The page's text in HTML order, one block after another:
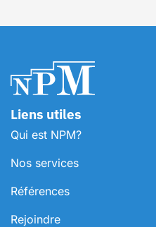
Liens utiles
Qui est NPM?
Nos services
Références
Rejoindre